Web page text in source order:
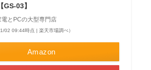
GS-03】
とPCの大型専門店
02 09:44時点 | 楽天市場調べ）
Amazon